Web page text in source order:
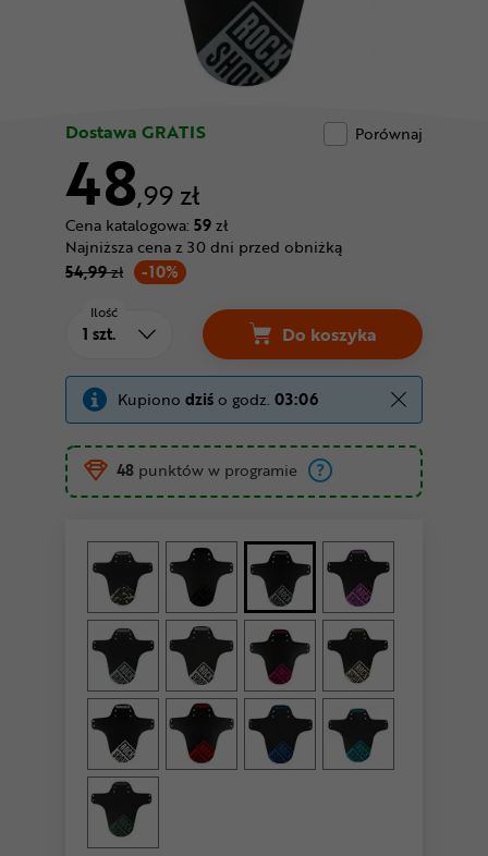
Dostawa GRATIS Porównaj
48,99 zł
Cena katalogowa: 59zł
-10%
Najniższa cena z 30 dni przed obniżką
54,99zł
Ilość
Do koszyka
Błotnik rowerowy
Kupiono dziśo godz. 03:06
48 punktów w programie